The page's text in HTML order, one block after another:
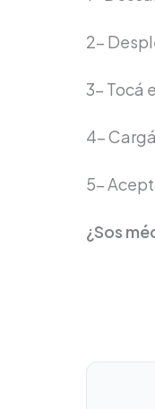
2-
3- Tocá
4-
5-
¿Sos